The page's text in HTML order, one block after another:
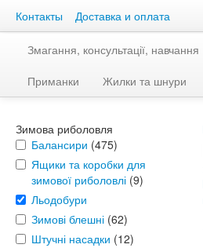
Контакты Доставка и оплата
Змагання, консультації, навчання
Приманки
Жилки та шнури
Зимова риболовля
Балансири (475)
Ящики та коробки для
зимової риболовлі (9)
Льодобури
Зимові блешні (62)
Штучні насадки (12)